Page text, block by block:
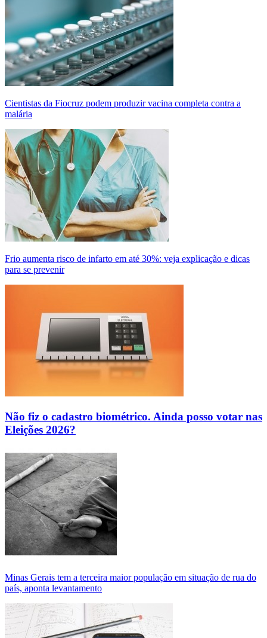
Cientistas da Fiocruz podem produzir vacina completa contra a
malária
Frio aumenta risco de infarto em até 30%: veja explicação e dicas
para se prevenir
Não fiz o cadastro biométrico. Ainda posso votar nas
Eleições 2026?
Minas Gerais tem a terceira maior população em situação de rua do
país, aponta levantamento